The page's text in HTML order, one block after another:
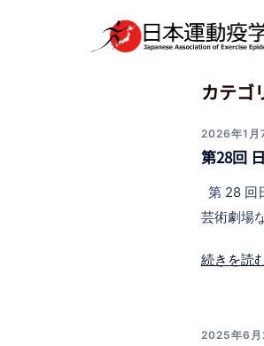
カテゴ
2026年1月
第28回
第 28 回
芸術劇場
続きを読
2025年6月